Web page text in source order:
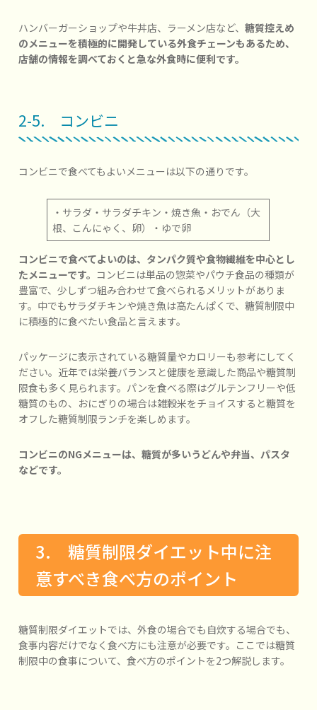
ハンバーガーショップや牛丼店、ラーメン店など、糖質控えめ
のメニューを積極的に開発している外食チェーンもあるため、
店舗の情報を調べておくと急な外食時に便利です。
2-5. コンビニ
コンビニで食べてもよいメニューは以下の通りです。
・サラダ・サラダチキン・焼き魚・おでん（大
根、こんにゃく、卵）・ゆで卵
コンビニで食べてよいのは、タンパク質や食物繊維を中心とし
たメニューです。 コンビニは単品の惣菜やパウチ食品の種類が
豊富で、少しずつ組み合わせて食べられるメリットがありま
す。中でもサラダチキンや焼き魚は高たんぱくで、糖質制限中
に積極的に食べたい食品と言えます。
パッケージに表示されている糖質量やカロリーも参考にしてく
ださい。近年では栄養バランスと健康を意識した商品や糖質制
限食も多く見られます。パンを食べる際はグルテンフリーや低
糖質のもの、おにぎりの場合は雑穀米をチョイスすると糖質を
オフした糖質制限ランチを楽しめます。
コンビニのNGメニューは、糖質が多いうどんや弁当、パスタ
などです。
3. 糖質制限ダイエット中に注
意すべき食べ方のポイント
糖質制限ダイエットでは、外食の場合でも自炊する場合でも、
食事内容だけでなく食べ方にも注意が必要です。ここでは糖質
制限中の食事について、食べ方のポイントを2つ解説します。